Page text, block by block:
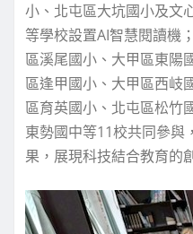
小、北屯區大坑國小及文
等學校設置AI智慧閱讀機
區溪尾國小、大甲區東陽
區逢甲國小、大甲區西岐
區育英國小、北屯區松竹
東勢國中等11校共同參與
果，展現科技結合教育的